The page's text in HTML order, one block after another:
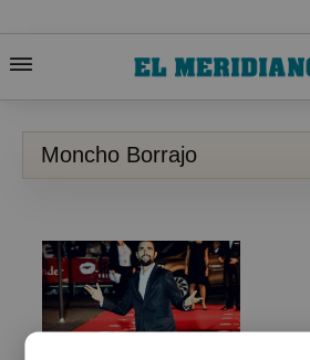
Moncho Borrajo